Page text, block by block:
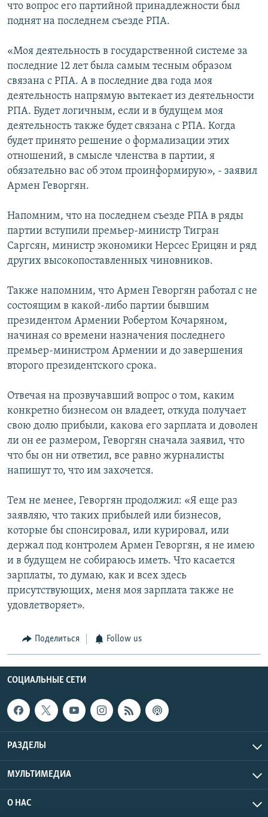
что вопрос его партийной принадлежности был
поднят на последнем съезде РПА.
«Моя деятельность в государственной системе за
последние 12 лет была самым тесным образом
связана с РПА. А в последние два года моя
деятельность напрямую вытекает из деятельности
РПА. Будет логичным, если и в будущем моя
деятельность также будет связана с РПА. Когда
будет принято решение о формализации этих
отношений, в смысле членства в партии, я
обязательно вас об этом проинформирую», - заявил
Армен Геворгян.
Напомним, что на последнем съезде РПА в ряды
партии вступили премьер-министр Тигран
Саргсян, министр экономики Нерсес Ерицян и ряд
других высокопоставленных чиновников.
Также напомним, что Армен Геворгян работал с не
состоящим в какой-либо партии бывшим
президентом Армении Робертом Кочаряном,
начиная со времени назначения последнего
премьер-министром Армении и до завершения
второго президентского срока.
Отвечая на прозвучавший вопрос о том, каким
конкретно бизнесом он владеет, откуда получает
свою долю прибыли, какова его зарплата и доволен
ли он ее размером, Геворгян сначала заявил, что
что бы он ни ответил, все равно журналисты
напишут то, что им захочется.
Тем не менее, Геворгян продолжил: «Я еще раз
заявляю, что таких прибылей или бизнесов,
которые бы спонсировал, или курировал, или
держал под контролем Армен Геворгян, я не имею
и в будущем не собираюсь иметь. Что касается
зарплаты, то думаю, как и всех здесь
присутствующих, меня моя зарплата также не
удовлетворяет».
Поделиться Follow us
СОЦИАЛЬНЫЕ СЕТИ
РАЗДЕЛЫ
МУЛЬТИМЕДИА
О НАС